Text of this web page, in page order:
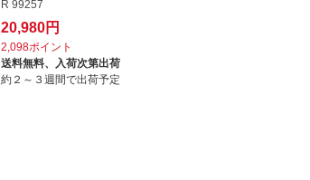
R 99257
20,980円
2,098ポイント
送料無料、
入荷次第出荷
約２～３週間で出荷予定